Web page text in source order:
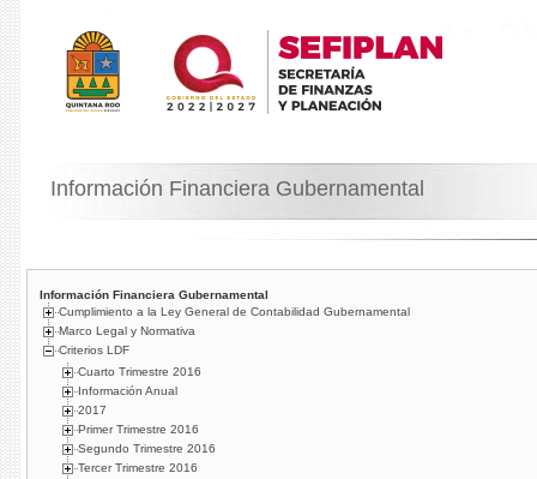
Información Financiera Gubernamental
Información Financiera Gubernamental
Cumplimiento a la Ley General de Contabilidad Gubernamental
Marco Legal y Normativa
Criterios LDF
Cuarto Trimestre 2016
Información Anual
2017
Primer Trimestre 2016
Segundo Trimestre 2016
Tercer Trimestre 2016